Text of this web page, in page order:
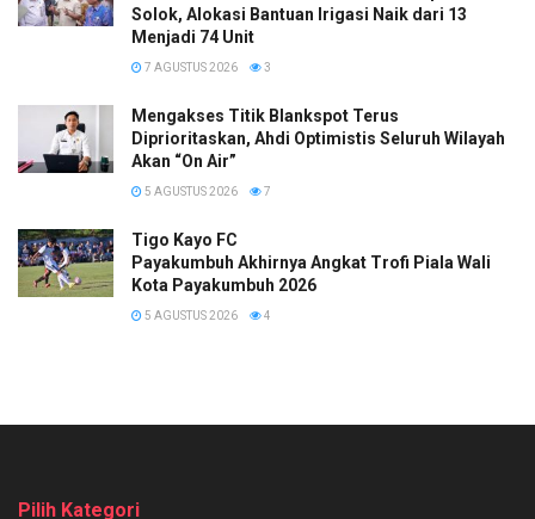
Solok, Alokasi Bantuan Irigasi Naik dari 13
Menjadi 74 Unit
7 AGUSTUS 2026 3
Mengakses Titik Blankspot Terus
Diprioritaskan, Ahdi Optimistis Seluruh Wilayah
Akan “On Air”
5 AGUSTUS 2026 7
Tigo Kayo FC
Payakumbuh Akhirnya Angkat Trofi Piala Wali
Kota Payakumbuh 2026
5 AGUSTUS 2026 4
Pilih Kategori